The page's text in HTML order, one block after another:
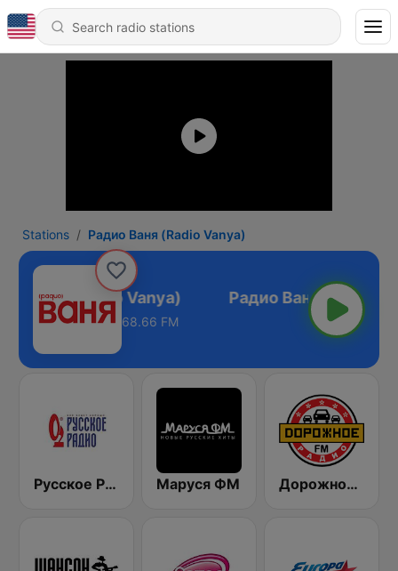
Stations Радио Ваня (Radio Vanya)
Ваня (Radio Vanya)
68.66 FM
Русское Радио Маруся ФМ Дорожное Радио (Dorojnoe Radio)